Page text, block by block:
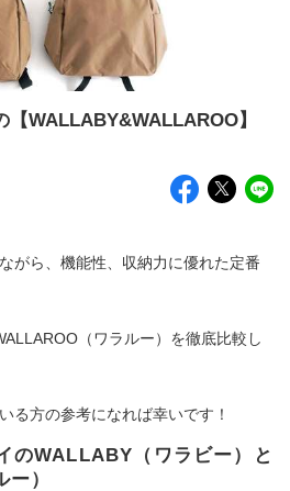
【WALLABY&WALLAROO】
がら、機能性、収納力に優れた定番
（ワラルー）を徹底比較し
る方の参考になれば幸いです！
のWALLABY（ワラビー）と
）